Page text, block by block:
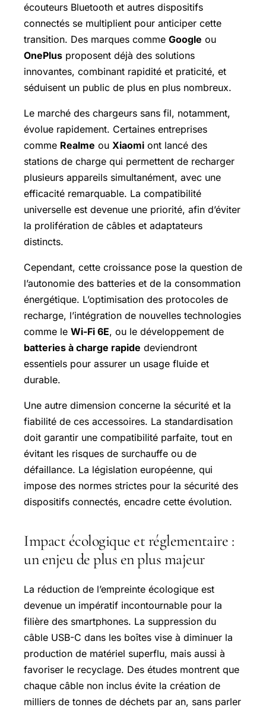
écouteurs Bluetooth et autres dispositifs
connectés se multiplient pour anticiper cette
transition. Des marques comme Google ou
OnePlus proposent déjà des solutions
innovantes, combinant rapidité et praticité, et
séduisent un public de plus en plus nombreux.
Le marché des chargeurs sans fil, notamment,
évolue rapidement. Certaines entreprises
comme Realme ou Xiaomi ont lancé des
stations de charge qui permettent de recharger
plusieurs appareils simultanément, avec une
efficacité remarquable. La compatibilité
universelle est devenue une priorité, afin d’éviter
la prolifération de câbles et adaptateurs
distincts.
Cependant, cette croissance pose la question de
l’autonomie des batteries et de la consommation
énergétique. L’optimisation des protocoles de
recharge, l’intégration de nouvelles technologies
comme le Wi-Fi 6E, ou le développement de
batteries à charge rapide deviendront
essentiels pour assurer un usage fluide et
durable.
Une autre dimension concerne la sécurité et la
fiabilité de ces accessoires. La standardisation
doit garantir une compatibilité parfaite, tout en
évitant les risques de surchauffe ou de
défaillance. La législation européenne, qui
impose des normes strictes pour la sécurité des
dispositifs connectés, encadre cette évolution.
Impact écologique et réglementaire :
un enjeu de plus en plus majeur
La réduction de l’empreinte écologique est
devenue un impératif incontournable pour la
filière des smartphones. La suppression du
câble USB-C dans les boîtes vise à diminuer la
production de matériel superflu, mais aussi à
favoriser le recyclage. Des études montrent que
chaque câble non inclus évite la création de
milliers de tonnes de déchets par an, sans parler